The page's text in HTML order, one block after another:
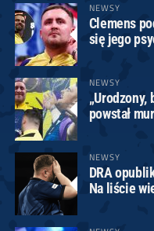
NEWSY
Clemens
się jego
NEWSY
„Urodzony,
powstał
NEWSY
DRA
Na liście